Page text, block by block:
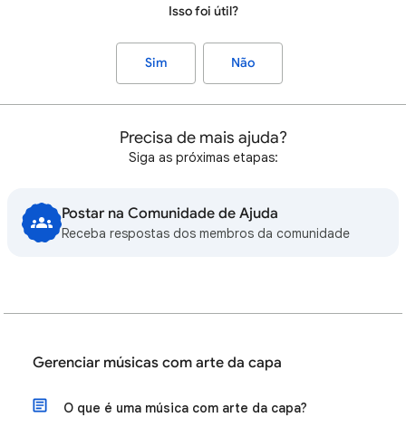
Isso foi útil?
Sim Não
Precisa de mais ajuda?
Siga as próximas etapas:
Postar na Comunidade de Ajuda
Receba respostas dos membros da comunidade
Gerenciar músicas com arte da capa
O que é uma música com arte da capa?